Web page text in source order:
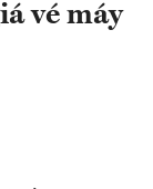
vé máy